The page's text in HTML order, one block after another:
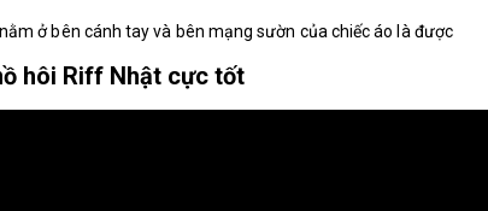
ở bên cánh tay và bên mạng sườn của chiếc áo là được
hôi Riff Nhật cực tốt